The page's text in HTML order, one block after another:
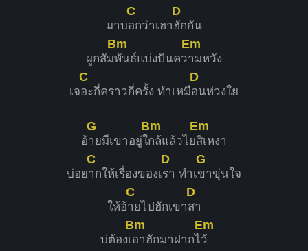
มาบ
C
อกว่าเฮา
D
ฮักกัน
ผูกสัม
Bm
พันธ์แบ่งปันคว
Em
ามหวัง
เจ
C
อะกี่คราวกี่ครั้ง ทำเหมื
D
อนห่วงใย
อ้
G
ายมีเขาอยู่ใ
Bm
กล้แล้วไย
Em
สิเหงา
บ่อย
C
ากให้เรื่องของเ
D
รา ทำเ
G
ขาขุ่นใจ
ให้อ้
C
ายไปฮักเขา
D
สา
บ่ต้องเ
Bm
อาฮักมาฝากไ
Em
ว้